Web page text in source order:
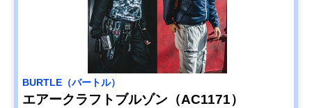
BURTLE（バートル）
エアークラフトブルゾン（AC1171）